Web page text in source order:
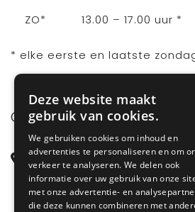
ZO*
13.00 – 17.00 uur *
* elke eerste en laatste
CONTACT
Steenstraat 71
6828 CD Arnhem
Gelderland
Deze website maakt
gebruik van cookies.
We gebruiken cookies om inhoud en
advertenties te personaliseren en om
verkeer te analyseren. We delen ook
informatie over uw gebruik van onze
met onze advertentie- en
die deze kunnen combineren met